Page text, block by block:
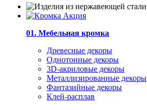
01. Мебельная кромка
Древесные декоры
Однотонные декоры
3D-акриловые декоры
Металлизированные декоры
Фантазийные декоры
Клей-расплав